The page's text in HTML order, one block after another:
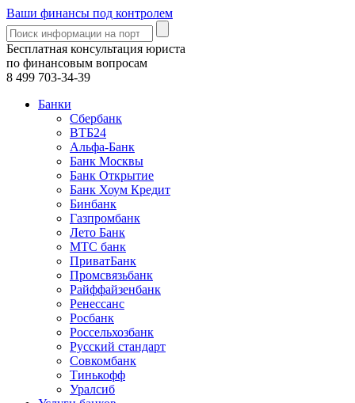
Ваши финансы под контролем
Бесплатная консультация юриста
по финансовым вопросам
8 499 703-34-39
Банки
Сбербанк
ВТБ24
Альфа-Банк
Банк Москвы
Банк Открытие
Банк Хоум Кредит
Бинбанк
Газпромбанк
Лето Банк
МТС банк
ПриватБанк
Промсвязьбанк
Райффайзенбанк
Ренессанс
Росбанк
Россельхозбанк
Русский стандарт
Совкомбанк
Тинькофф
Уралсиб